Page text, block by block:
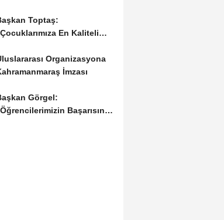
Toptaş:
En Kaliteli
Organizasyona
İmzası
Görgel:
Başarısını